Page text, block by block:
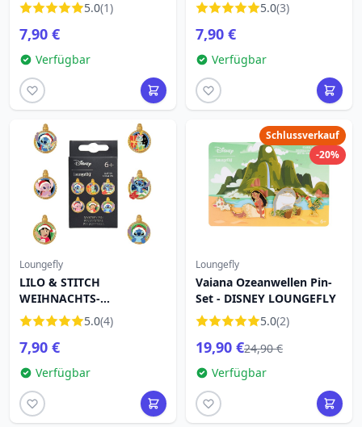
LOUNGEFLY
5.0(1)
7,90 €
Verfügbar
5.0(3)
7,90 €
Verfügbar
Loungefly
LILO & STITCH
WEIHNACHTS-
ORNAMENTE MYSTERY
BOX PIN - DISNEY
LOUNGEFLY
5.0(4)
7,90 €
Verfügbar
Schlussverkauf
-20%
Loungefly
Vaiana Ozeanwellen Pin-
Set - DISNEY LOUNGEFLY
5.0(2)
19,90 €24,90 €
Verfügbar